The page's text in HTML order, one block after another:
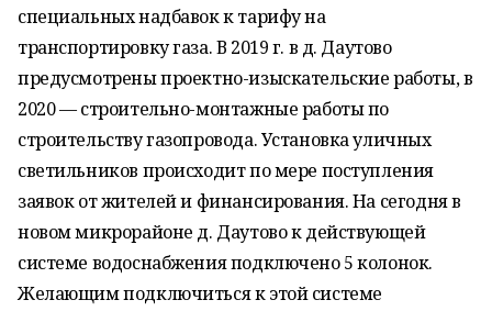
специальных надбавок к тарифу на
транспортировку газа. В 2019 г. в д. Даутово
предусмотрены проектно-изыскательские работы, в
2020 — строительно-монтажные работы по
строительству газопровода. Установка уличных
светильников происходит по мере поступления
заявок от жителей и финансирования. На сегодня в
новом микрорайоне д. Даутово к действующей
системе водоснабжения подключено 5 колонок.
Желающим подключиться к этой системе